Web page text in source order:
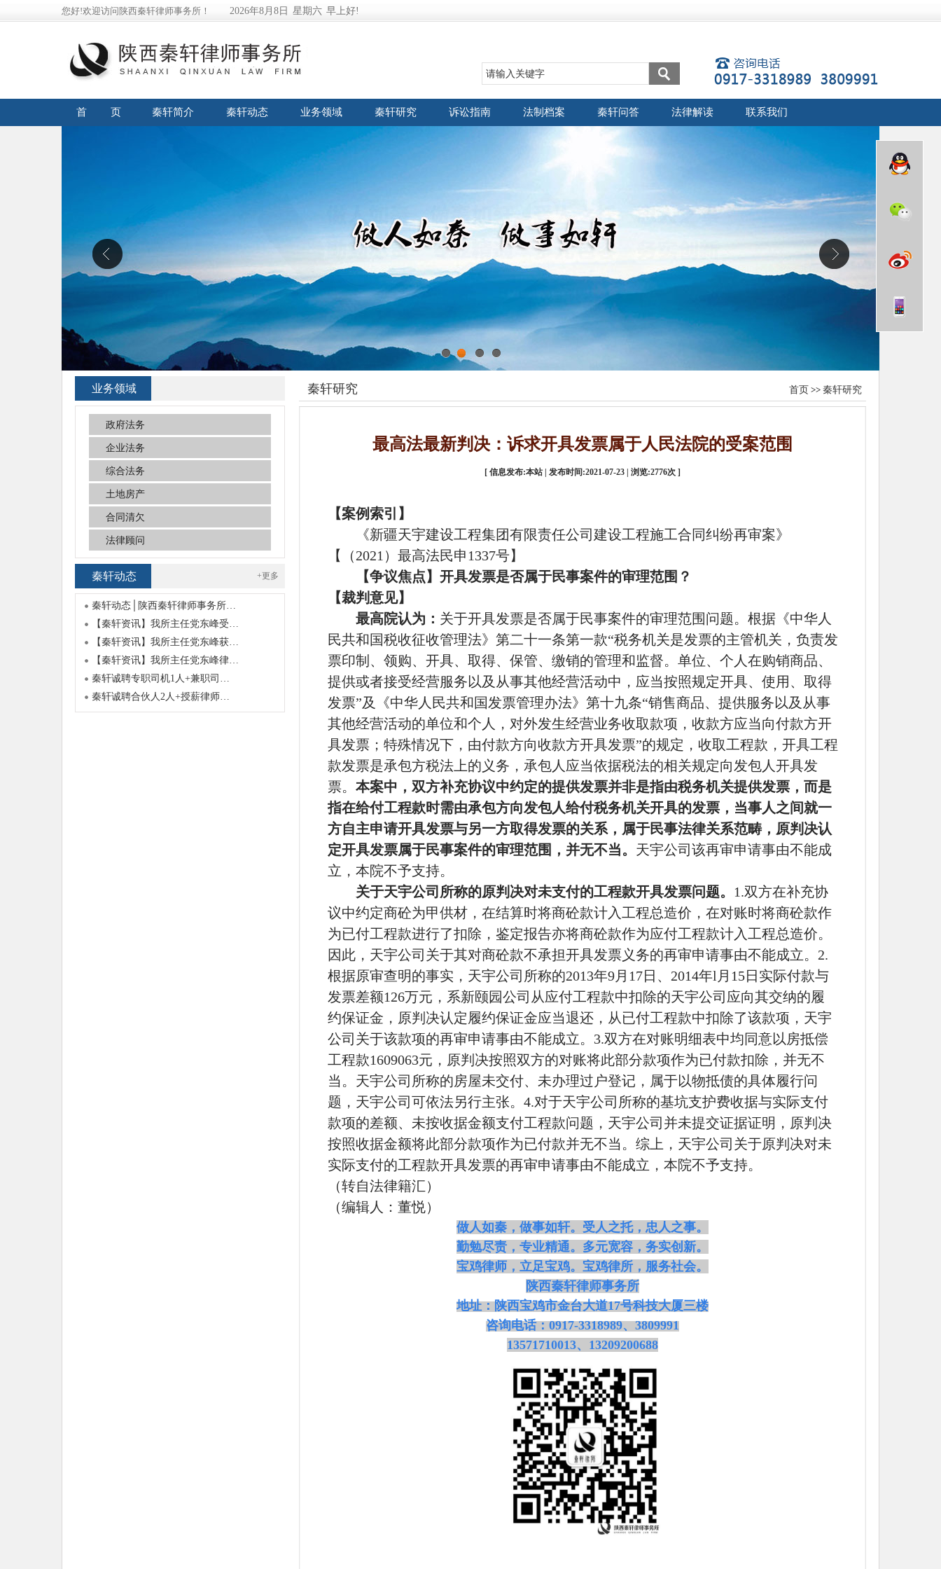
您好!欢迎访问陕西秦轩律师事务所！ 2026年8月8日 星期六 早上好!
首 页 秦轩简介 秦轩动态 业务领域 秦轩研究 诉讼指南 法制档案 秦轩问答 法律解读 联系我们
1 2 3
秦轩研究 首页 >> 秦轩研究
最高法最新判决：诉求开具发票属于人民法院的受案范围
[ 信息发布:本站 | 发布时间:2021-07-23 | 浏览:2776次 ]
【案例索引 】
《新疆天宇建设工程集团有限责任公司建设工程施工合同纠纷再审案》
【（2021）最高法民申1337号】
【争议焦点】 开具发票是否属于民事案件的审理范围？
【裁判意见】
最高院认为： 关于开具发票是否属于民事案件的审理范围问题。根据《中华人
民共和国税收征收管理法》第二十一条第一款“税务机关是发票的主管机关，负责发
票印制、领购、开具、取得、保管、缴销的管理和监督。单位、个人在购销商品、
提供或者接受经营服务以及从事其他经营活动中，应当按照规定开具、使用、取得
发票”及《中华人民共和国发票管理办法》第十九条“销售商品、提供服务以及从事
其他经营活动的单位和个人，对外发生经营业务收取款项，收款方应当向付款方开
具发票；特殊情况下，由付款方向收款方开具发票”的规定，收取工程款，开具工程
款发票是承包方税法上的义务，承包人应当依据税法的相关规定向发包人开具发
票。 本案中，双方补充协议中约定的提供发票并非是指由税务机关提供发票，而是
指在给付工程款时需由承包方向发包人给付税务机关开具的发票，当事人之间就一
方自主申请开具发票与另一方取得发票的关系，属于民事法律关系范畴，原判决认
定开具发票属于民事案件的审理范围，并无不当。 天宇公司该再审申请事由不能成
立，本院不予支持。
关于天宇公司所称的原判决对未支付的工程款开具发票问题。 1.双方在补充协
议中约定商砼为甲供材，在结算时将商砼款计入工程总造价，在对账时将商砼款作
为已付工程款进行了扣除，鉴定报告亦将商砼款作为应付工程款计入工程总造价。
因此，天宇公司关于其对商砼款不承担开具发票义务的再审申请事由不能成立。2.
根据原审查明的事实，天宇公司所称的2013年9月17日、2014年l月15日实际付款与
发票差额126万元，系新颐园公司从应付工程款中扣除的天宇公司应向其交纳的履
约保证金，原判决认定履约保证金应当退还，从已付工程款中扣除了该款项，天宇
公司关于该款项的再审申请事由不能成立。3.双方在对账明细表中均同意以房抵偿
工程款1609063元，原判决按照双方的对账将此部分款项作为已付款扣除，并无不
当。天宇公司所称的房屋未交付、未办理过户登记，属于以物抵债的具体履行问
题，天宇公司可依法另行主张。4.对于天宇公司所称的基坑支护费收据与实际支付
款项的差额、未按收据金额支付工程款问题，天宇公司并未提交证据证明，原判决
按照收据金额将此部分款项作为已付款并无不当。综上，天宇公司关于原判决对未
实际支付的工程款开具发票的再审申请事由不能成立，本院不予支持。
（转自法律籍汇）
（编辑人：董悦）
做人如秦，做事如轩。受人之托，忠人之事。
勤勉尽责，专业精通。多元宽容，务实创新。
宝鸡律师，立足宝鸡。宝鸡律所，服务社会。
陕西秦轩律师事务所
地址：陕西宝鸡市金台大道17号科技大厦三楼
咨询电话：0917-3318989、3809991
13571710013、13209200688
业务领域
政府法务
企业法务
综合法务
土地房产
合同清欠
法律顾问
秦轩动态 +更多
秦轩动态│陕西秦轩律师事务所…
【秦轩资讯】我所主任党东峰受…
【秦轩资讯】我所主任党东峰获…
【秦轩资讯】我所主任党东峰律…
秦轩诚聘专职司机1人+兼职司…
秦轩诚聘合伙人2人+授薪律师…